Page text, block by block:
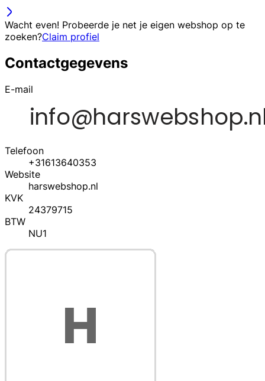
Wacht even! Probeerde je net je eigen webshop op te
zoeken?Claim profiel
Contactgegevens
E-mail
Telefoon
+31613640353
Website
harswebshop.nl
KVK
24379715
BTW
NU1